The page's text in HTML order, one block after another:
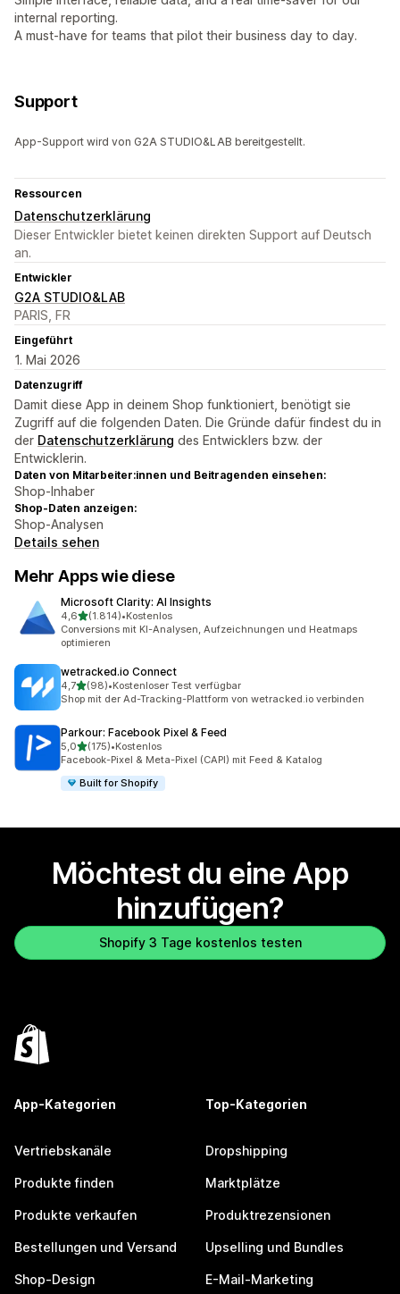
internal reporting.
A must-have for teams that pilot their business day to day.
Support
App-Support wird von G2A STUDIO&LAB bereitgestellt.
Ressourcen
Datenschutzerklärung
Dieser Entwickler bietet keinen direkten Support auf Deutsch
an.
Entwickler
G2A STUDIO&LAB
PARIS, FR
Eingeführt
1. Mai 2026
Datenzugriff
Damit diese App in deinem Shop funktioniert, benötigt sie
Zugriff auf die folgenden Daten. Die Gründe dafür findest du in
der Datenschutzerklärung des Entwicklers bzw. der
Entwicklerin.
Daten von Mitarbeiter:innen und Beitragenden einsehen:
Shop-Inhaber
Shop-Daten anzeigen:
Shop-Analysen
Details sehen
Mehr Apps wie diese
Microsoft Clarity: AI Insights
4,6von 5 Sternen
(1.814)
1814 Rezensionen insgesamt
•Kostenlos
Conversions mit KI-Analysen, Aufzeichnungen und Heatmaps
optimieren
wetracked.io Connect
4,7von 5 Sternen
(98)
98 Rezensionen insgesamt
•Kostenloser Test verfügbar
Shop mit der Ad-Tracking-Plattform von wetracked.io verbinden
Parkour: Facebook Pixel & Feed
5,0von 5 Sternen
(175)
175 Rezensionen insgesamt
•Kostenlos
Facebook-Pixel & Meta-Pixel (CAPI) mit Feed & Katalog
Built for Shopify
Möchtest du eine App
hinzufügen?
Shopify 3 Tage kostenlos testen
App-Kategorien
Vertriebskanäle
Produkte finden
Produkte verkaufen
Bestellungen und Versand
Shop-Design
Top-Kategorien
Dropshipping
Marktplätze
Produktrezensionen
Upselling und Bundles
E-Mail-Marketing